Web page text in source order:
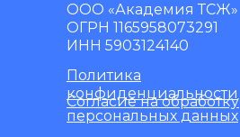
ООО «Академия ТСЖ»
ОГРН 1165958073291
ИНН 5903124140
Политика
конфиденциальности
Согласие на обработку
персональных данных